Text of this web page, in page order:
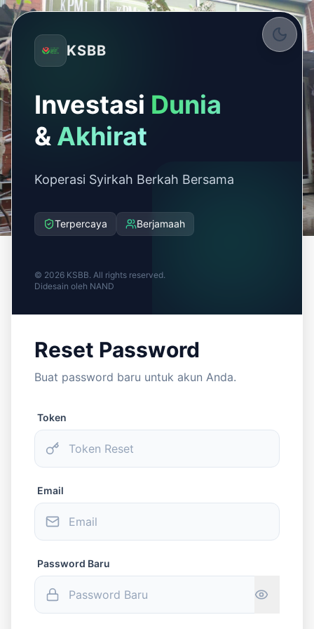
KSBB
Investasi Dunia
& Akhirat
Koperasi Syirkah Berkah Bersama
Terpercaya Berjamaah
© 2026 KSBB. All rights reserved.
Didesain oleh NAND
Reset Password
Buat password baru untuk akun Anda.
Token
Email
Password Baru